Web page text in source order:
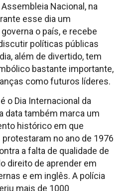
Nacional, na
esse dia um
o país, e recebe
políticas públicas
além de divertido, tem
bastante importante,
como futuros líderes.
o Dia Internacional da
data também marca um
histórico em que
no ano de 1976
a falta de qualidade de
direito de aprender em
e em inglês. A polícia
mais de 1000